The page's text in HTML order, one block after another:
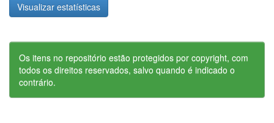
Visualizar estatísticas
Os itens no repositório estão protegidos por copyright, com
todos os direitos reservados, salvo quando é indicado o
contrário.